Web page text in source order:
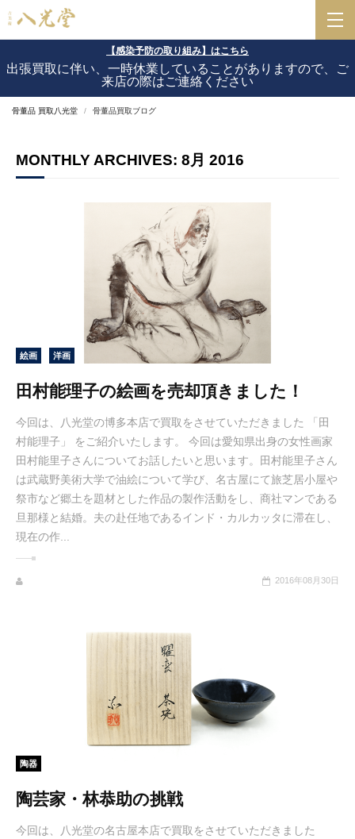
【感染予防の取り組み】はこちら
出張買取に伴い、一時休業していることがありますので、ご
来店の際はご連絡ください
骨董品 買取八光堂 骨董品買取ブログ
MONTHLY ARCHIVES: 8月 2016
絵画 洋画
田村能理子の絵画を売却頂きました！
今回は、八光堂の博多本店で買取をさせていただきました 「田
村能理子」 をご紹介いたします。 今回は愛知県出身の女性画家
田村能里子さんについてお話したいと思います。田村能里子さん
は武蔵野美術大学で油絵について学び、名古屋にて旅芝居小屋や
祭市など郷土を題材とした作品の製作活動をし、商社マンである
旦那様と結婚。夫の赴任地であるインド・カルカッタに滞在し、
現在の作...
2016年08月30日
陶器
陶芸家・林恭助の挑戦
今回は、八光堂の名古屋本店で買取をさせていただきました